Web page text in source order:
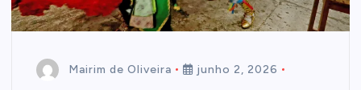
Mairim de Oliveira junho 2, 2026